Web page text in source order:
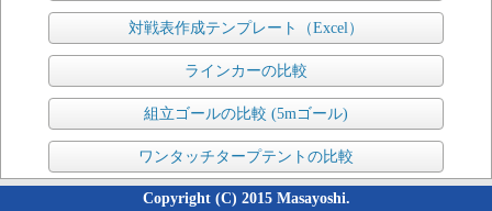
対戦表作成テンプレート（Excel）
ラインカーの比較
組立ゴールの比較 (5mゴール)
ワンタッチタープテントの比較
Copyright (C) 2015 Masayoshi.